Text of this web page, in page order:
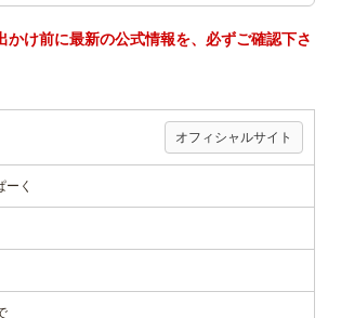
け前に最新の公式情報を、必ずご確認下さ
オフィシャルサイト
ーく